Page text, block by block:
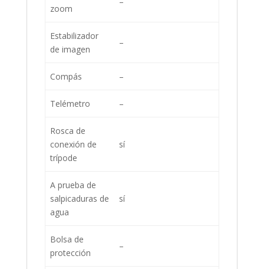
zoom
Estabilizador
de imagen
–
Compás –
Telémetro –
Rosca de
conexión de
trípode
sí
A prueba de
salpicaduras de
agua
sí
Bolsa de
protección
–